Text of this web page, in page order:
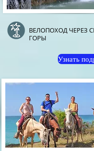
ВЕЛОПОХОД ЧЕРЕЗ
ГОРЫ
Узнать